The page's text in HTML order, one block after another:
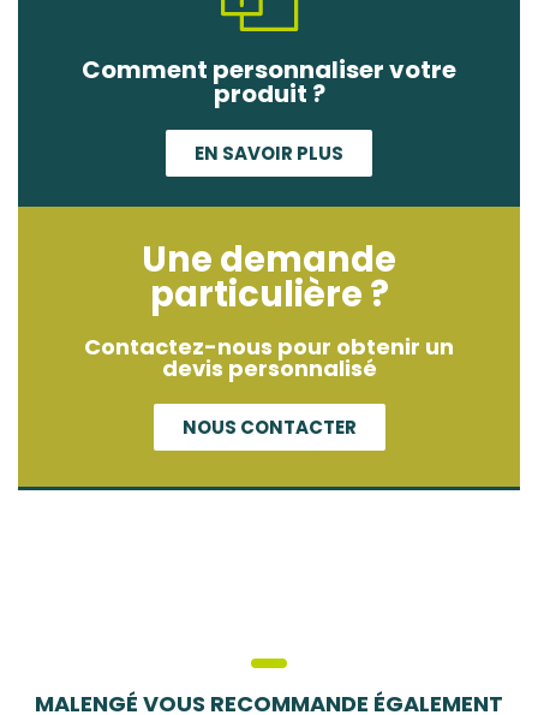
Comment personnaliser votre
produit ?
EN SAVOIR PLUS
Une demande
particulière ?
Contactez-nous pour obtenir un
devis personnalisé
NOUS CONTACTER
MALENGÉ VOUS RECOMMANDE ÉGALEMENT